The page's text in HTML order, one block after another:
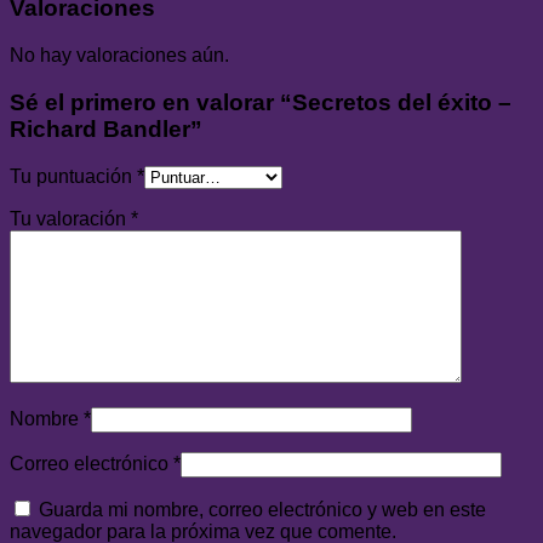
Valoraciones
No hay valoraciones aún.
Sé el primero en valorar “Secretos del éxito –
Richard Bandler”
Tu puntuación *
Tu valoración *
Nombre *
Correo electrónico *
Guarda mi nombre, correo electrónico y web en este
navegador para la próxima vez que comente.